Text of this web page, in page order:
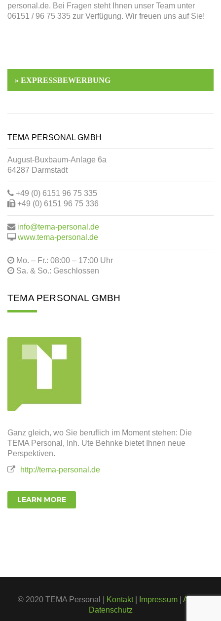
personal.de. Bei Fragen steht Ihnen unser Team unter
06151 / 96 75 335 zur Verfügung. Wir freuen uns auf Sie!
TEMA PERSONAL GMBH
August-Buxbaum-Anlage 6a
64287 Darmstadt
+49 (0) 6151 96 75 335
+49 (0) 6151 96 75 336
info@tema-personal.de
www.tema-personal.de
Mo. – Fr.: 08:00 – 17:00 Uhr
Sa. & So.: Geschlossen
TEMA PERSONAL GMBH
Ganz gleich, wo Sie beruflich im Moment stehen: Die
TEMA Personal, Inh. Ute Behnke bietet Ihnen neue
Perspektiven.
http://tema-personal.de
LEARN MORE
© 2020 TEMA Personal | Kontakt| Impressum| AGB
Datenschutz